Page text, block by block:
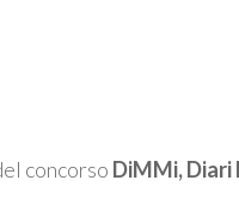
concorso DiMMi,